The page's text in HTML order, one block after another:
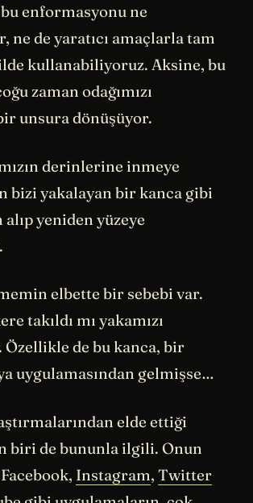
enformasyonu ne
ne de yaratıcı amaçlarla tam
kullanabiliyoruz. Aksine, bu
zaman odağımızı
unsura dönüşüyor.
derinlerine inmeye
bizi yakalayan bir kanca gibi
yeniden yüzeye
elbette bir sebebi var.
takıldı mı yakamızı
Özellikle de bu kanca, bir
uygulamasından gelmişse…
elde ettiği
biri de bununla ilgili. Onun
Instagram, Twitter